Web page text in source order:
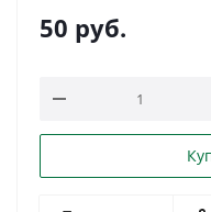
50 руб.